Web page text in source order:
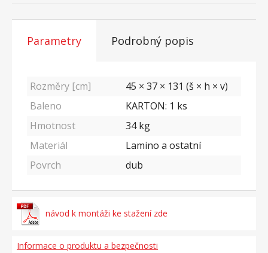
Parametry Podrobný popis
Rozměry [cm]
45 × 37 × 131 (š × h × v)
Baleno
KARTON: 1 ks
Hmotnost
34kg
Materiál
Lamino a ostatní
Povrch
dub
návod k montáži ke stažení zde
Informace o produktu a bezpečnosti